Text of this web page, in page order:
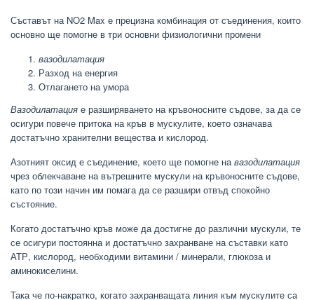
Съставът на NO2 Max е прецизна комбинация от съединения, които
основно ще помогне в три основни физиологични промени
вазодилатация
Разход на енергия
Отлагането на умора
Вазодилатация е разширяването на кръвоносните съдове, за да се
осигури повече притока на кръв в мускулите, което означава
достатъчно хранителни вещества и кислород.
Азотният оксид е съединение, което ще помогне на вазодилатация
чрез облекчаване на вътрешните мускули на кръвоносните съдове,
като по този начин им помага да се разшири отвъд спокойно
състояние.
Когато достатъчно кръв може да достигне до различни мускули, те
се осигури постоянна и достатъчно захранване на съставки като
АТР, кислород, необходими витамини / минерали, глюкоза и
аминокиселини.
Така че по-накратко, когато захранващата линия към мускулите са